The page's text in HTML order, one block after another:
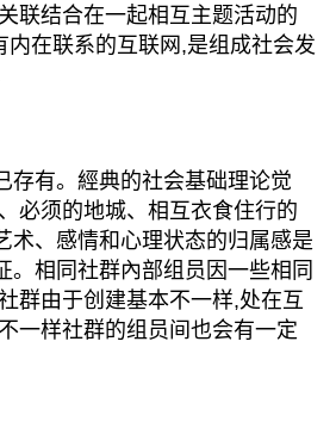
联结合在一起相互主题活动的
内在联系的互联网,是组成社会发
有。經典的社会基础理论觉
必须的地城、相互衣食住行的
术、感情和心理状态的归属感是
。相同社群內部组员因一些相同
群由于创建基本不一样,处在互
一样社群的组员间也会有一定